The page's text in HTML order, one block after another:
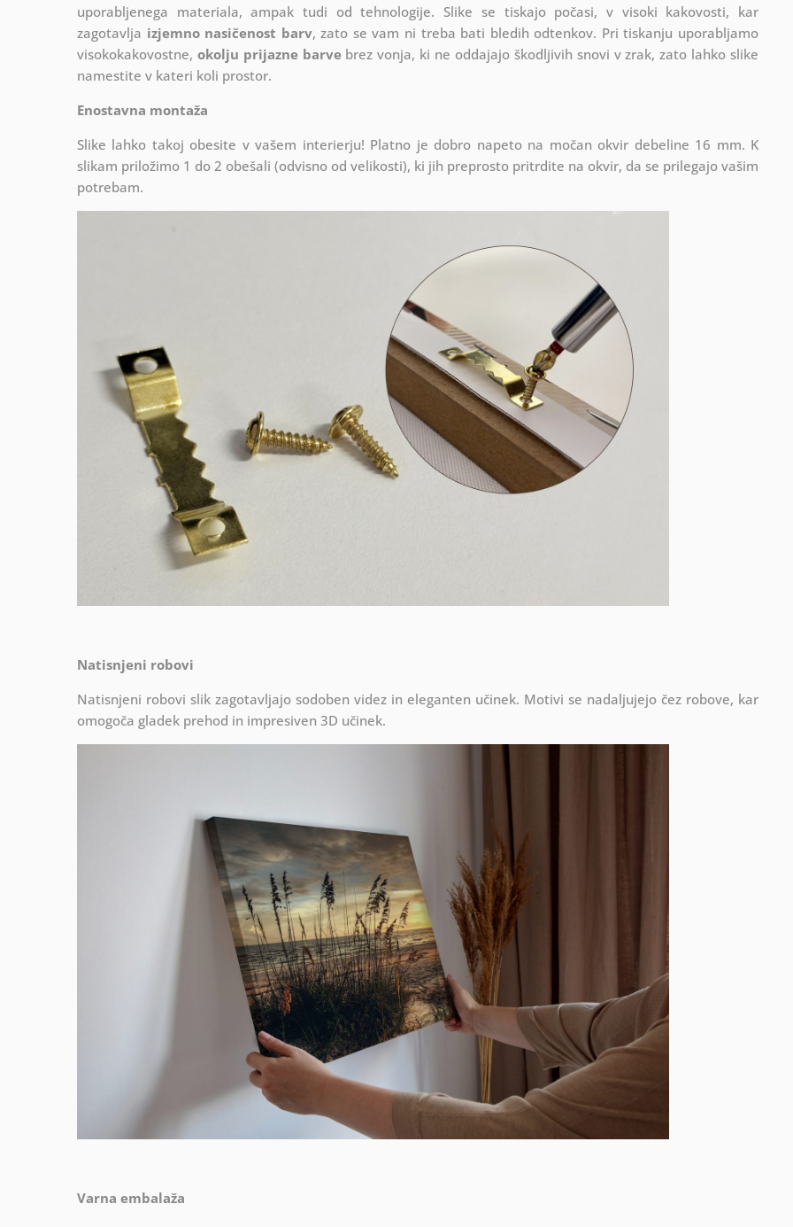
uporabljenega materiala, ampak tudi od tehnologije. Slike se tiskajo počasi, v visoki kakovosti, kar
zagotavlja izjemno nasičenost barv, zato se vam ni treba bati bledih odtenkov. Pri tiskanju uporabljamo
visokokakovostne, okolju prijazne barvebrez vonja, ki ne oddajajo škodljivih snovi v zrak, zato lahko slike
namestite v kateri koli prostor.
Enostavna montaža
Slike lahko takoj obesite v vašem interierju! Platno je dobro napeto na močan okvir debeline 16 mm. K
slikam priložimo 1 do 2 obešali (odvisno od velikosti), ki jih preprosto pritrdite na okvir, da se prilegajo vašim
potrebam.
Natisnjeni robovi
Natisnjeni robovi slik zagotavljajo sodoben videz in eleganten učinek. Motivi se nadaljujejo čez robove, kar
omogoča gladek prehod in impresiven 3D učinek.
Varna embalaža